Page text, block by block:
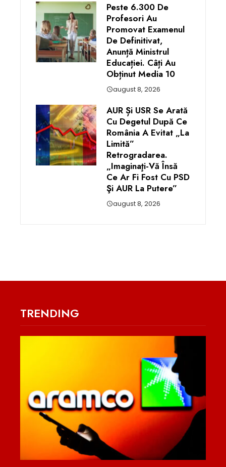
Peste 6.300 De
Profesori Au
Promovat Examenul
De Definitivat,
Anunță Ministrul
Educației. Câți Au
Obținut Media 10
august 8, 2026
AUR Și USR Se Arată
Cu Degetul După Ce
România A Evitat „la
Limită”
Retrogradarea.
„Imaginaţi-Vă Însă
Ce Ar Fi Fost Cu PSD
Şi AUR La Putere”
august 8, 2026
TRENDING